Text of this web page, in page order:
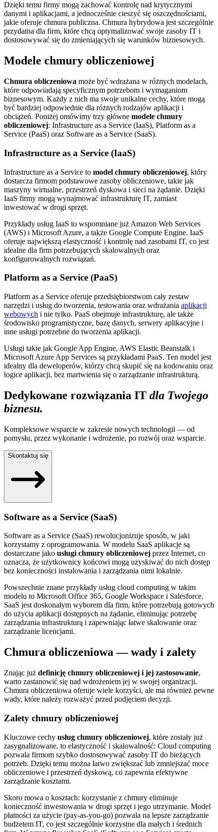
Dzięki temu firmy mogą zachować kontrolę nad krytycznymi
danymi i aplikacjami, a jednocześnie cieszyć się oszczędnościami,
jakie oferuje chmura publiczna. Chmura hybrydowa jest szczególnie
przydatna dla firm, które chcą optymalizować swoje zasoby IT i
dostosowywać się do zmieniających się warunków biznesowych.
Modele chmury obliczeniowej
Chmura obliczeniowa może być wdrażana w różnych modelach,
które odpowiadają specyficznym potrzebom i wymaganiom
biznesowym. Każdy z nich ma swoje unikalne cechy, które mogą
być bardziej odpowiednie dla różnych rodzajów aplikacji i
obciążeń. Poniżej omówimy trzy główne modele chmury
obliczeniowej: Infrastructure as a Service (IaaS), Platform as a
Service (PaaS) oraz Software as a Service (SaaS).
Infrastructure as a Service (IaaS)
Infrastructure as a Service to model chmury obliczeniowej, który
dostarcza firmom podstawowe zasoby obliczeniowe, takie jak
maszyny wirtualne, przestrzeń dyskowa i sieci na żądanie. Dzięki
IaaS firmy mogą wynajmować infrastrukturę IT, zamiast
inwestować w drogi sprzęt.
Przykłady usług IaaS to wspomniane już Amazon Web Services
(AWS) i Microsoft Azure, a także Google Compute Engine. IaaS
oferuje największą elastyczność i kontrolę nad zasobami IT, co jest
idealne dla firm potrzebujących skalowalnych oraz
konfigurowalnych rozwiązań.
Platform as a Service (PaaS)
Platform as a Service oferuje przedsiębiorstwom cały zestaw
narzędzi i usług do tworzenia, testowania oraz wdrażania aplikacji
webowych i nie tylko. PaaS obejmuje infrastrukturę, ale także
środowisko programistyczne, bazę danych, serwery aplikacyjne i
inne usługi potrzebne do tworzenia aplikacji.
Usługi takie jak Google App Engine, AWS Elastic Beanstalk i
Microsoft Azure App Services są przykładami PaaS. Ten model jest
idealny dla deweloperów, którzy chcą skupić się na kodowaniu oraz
logice aplikacji, bez martwienia się o zarządzanie infrastrukturą.
Dedykowane rozwiązania IT dla Twojego
biznesu.
Kompleksowe wsparcie w zakresie nowych technologii — od
pomysłu, przez wykonanie i wdrożenie, po rozwój oraz wsparcie.
Skontaktuj się
Software as a Service (SaaS)
Software as a Service (SaaS) rewolucjonizuje sposób, w jaki
korzystamy z oprogramowania. W modelu SaaS aplikacje są
dostarczane jako usługi chmury obliczeniowej przez Internet, co
oznacza, że użytkownicy końcowi mogą uzyskiwać do nich dostęp
bez konieczności instalowania i zarządzania nimi lokalnie.
Powszechnie znane przykłady usług cloud computing w takim
modelu to Microsoft Office 365, Google Workspace i Salesforce.
SaaS jest doskonałym wyborem dla firm, które potrzebują gotowych
do użycia aplikacji dostępnych na żądanie, eliminując potrzebę
zarządzania infrastrukturą i zapewniając łatwe skalowanie oraz
zarządzanie licencjami.
Chmura obliczeniowa — wady i zalety
Znając już definicję chmury obliczeniowej i jej zastosowanie,
warto zastanowić się nad wdrożeniem jej w swojej organizacji.
Chmura obliczeniowa oferuje wiele korzyści, ale ma również pewne
wady, które należy rozważyć przed podjęciem decyzji.
Zalety chmury obliczeniowej
Kluczowe cechy usług chmury obliczeniowej, które zostały już
zasygnalizowane, to elastyczność i skalowalność: Cloud computing
pozwala firmom szybko dostosowywać zasoby IT do bieżących
potrzeb. Dzięki temu można łatwo zwiększać lub zmniejszać moce
obliczeniowe i przestrzeń dyskową, co zapewnia efektywne
zarządzanie kosztami.
Skoro mowa o kosztach: korzystanie z chmury eliminuje
konieczność inwestowania w drogi sprzęt i jego utrzymanie. Model
płatności za użycie (pay-as-you-go) pozwala na lepsze zarządzanie
budżetem IT, co jest szczególnie korzystne dla małych i średnich